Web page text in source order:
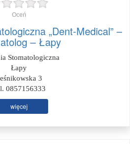
Oceń
„Dent-Medical” –
– Łapy
Stomatologiczna
Łapy
3
0857156333
więcej